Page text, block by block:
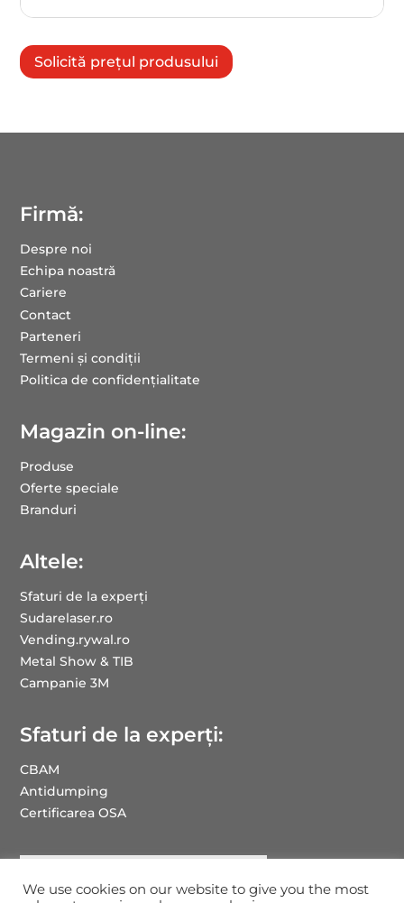
Solicită prețul produsului
Firmă:
Despre noi
Echipa noastră
Cariere
Contact
Parteneri
Termeni și condiții
Politica de confidențialitate
Magazin on-line:
Produse
Oferte speciale
Branduri
Altele:
Sfaturi de la experți
Sudarelaser.ro
Vending.rywal.ro
Metal Show & TIB
Campanie 3M
Sfaturi de la experți:
CBAM
Antidumping
Certificarea OSA
We use cookies on our website to give you the most